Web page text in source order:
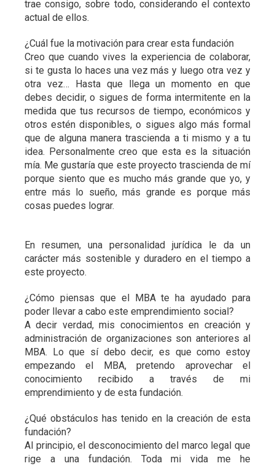
trae consigo, sobre todo, considerando el contexto
actual de ellos.
¿Cuál fue la motivación para crear esta fundación
Creo que cuando vives la experiencia de colaborar,
si te gusta lo haces una vez más y luego otra vez y
otra vez… Hasta que llega un momento en que
debes decidir, o sigues de forma intermitente en la
medida que tus recursos de tiempo, económicos y
otros estén disponibles, o sigues algo más formal
que de alguna manera trascienda a ti mismo y a tu
idea. Personalmente creo que esta es la situación
mía. Me gustaría que este proyecto trascienda de mí
porque siento que es mucho más grande que yo, y
entre más lo sueño, más grande es porque más
cosas puedes lograr.
En resumen, una personalidad jurídica le da un
carácter más sostenible y duradero en el tiempo a
este proyecto.
¿Cómo piensas que el MBA te ha ayudado para
poder llevar a cabo este emprendimiento social?
A decir verdad, mis conocimientos en creación y
administración de organizaciones son anteriores al
MBA. Lo que sí debo decir, es que como estoy
empezando el MBA, pretendo aprovechar el
conocimiento recibido a través de mi
emprendimiento y de esta fundación.
¿Qué obstáculos has tenido en la creación de esta
fundación?
Al principio, el desconocimiento del marco legal que
rige a una fundación. Toda mi vida me he